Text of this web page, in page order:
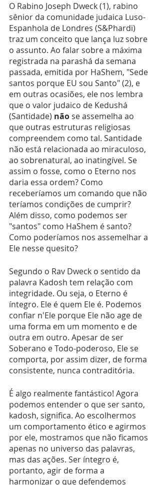
O Rabino Joseph Dweck (1), rabino
sênior da comunidade judaica Luso-
Espanhola de Londres (S&Phardi)
traz um conceito que lança luz sobre
o assunto. Ao falar sobre a máxima
registrada na parashá da semana
passada, emitida por HaShem, "Sede
santos porque EU sou Santo" (2), e
em outras ocasiões, ele nos lembra
que o valor judaico de Kedushá
(Santidade) não se assemelha ao
que outras estruturas religiosas
compreendem como tal. Santidade
não está relacionada ao miraculoso,
ao sobrenatural, ao inatingível. Se
assim o fosse, como o Eterno nos
daria essa ordem? Como
receberíamos um comando que não
teríamos condições de cumprir?
Além disso, como podemos ser
"santos" como HaShem é santo?
Como poderíamos nos assemelhar a
Ele nesse quesito?
Segundo o Rav Dweck o sentido da
palavra Kadosh tem relação com
integridade. Ou seja, o Eterno é
íntegro. Ele é quem Ele é. Podemos
confiar n'Ele porque Ele não age de
uma forma em um momento e de
outra em outro. Apesar de ser
Soberano e Todo-poderoso, Ele se
comporta, por assim dizer, de forma
consistente, nunca contraditória.
É algo realmente fantástico! Agora
podemos entender o que ser santo,
kadosh, significa. Ao escolhermos
um comportamento ético e agirmos
por ele, mostramos que não ficamos
apenas no universo das palavras,
mas das ações. Ser íntegro é,
portanto, agir de forma a
harmonizar o que defendemos